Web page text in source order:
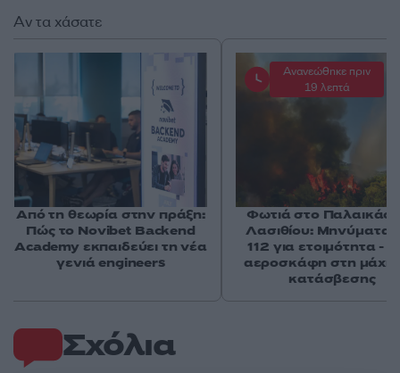
Σχόλια
Αν τα χάσατε
Από τη θεωρία στην πράξη:
Πώς το Novibet Backend
Academy εκπαιδεύει τη νέα
γενιά engineers
Ανανεώθηκε πριν
19 λεπτά
Φωτιά στο
Λασιθίου: Μηνύματα
112 για ετοιμότητα -
αεροσκάφη στη μάχη
κατάσβεσης